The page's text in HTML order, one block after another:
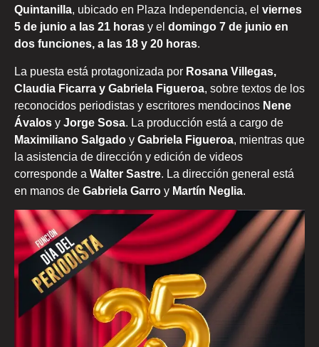
Quintanilla, ubicado en Plaza Independencia, el viernes
5 de junio a las 21 horas y el domingo 7 de junio en
dos funciones, a las 18 y 20 horas.
La puesta está protagonizada por Rosana Villegas,
Claudia Ficarra y Gabriela Figueroa, sobre textos de los
reconocidos periodistas y escritores mendocinos Nene
Ávalos y Jorge Sosa. La producción está a cargo de
Maximiliano Salgado y Gabriela Figueroa, mientras que
la asistencia de dirección y edición de videos
corresponde a Walter Sastre. La dirección general está
en manos de Gabriela Garro y Martín Neglia.